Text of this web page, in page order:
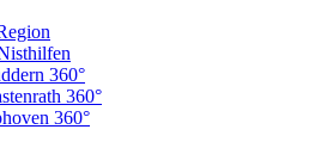
360°
360°
360°